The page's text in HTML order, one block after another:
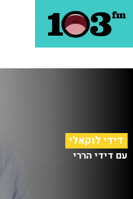
דידי לוקאלי
עם דידי הררי